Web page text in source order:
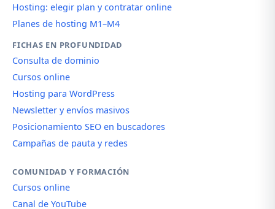
Hosting: elegir plan y contratar online
Planes de hosting M1–M4
FICHAS EN PROFUNDIDAD
Consulta de dominio
Cursos online
Hosting para WordPress
Newsletter y envíos masivos
Posicionamiento SEO en buscadores
Campañas de pauta y redes
COMUNIDAD Y FORMACIÓN
Cursos online
Canal de YouTube